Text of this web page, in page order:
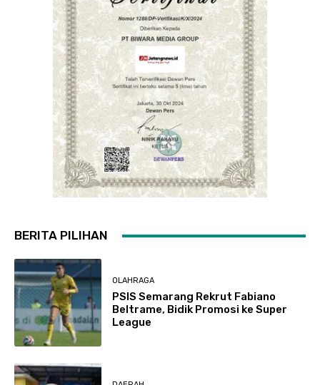
BERITA PILIHAN
OLAHRAGA
PSIS Semarang Rekrut Fabiano
Beltrame, Bidik Promosi ke Super
League